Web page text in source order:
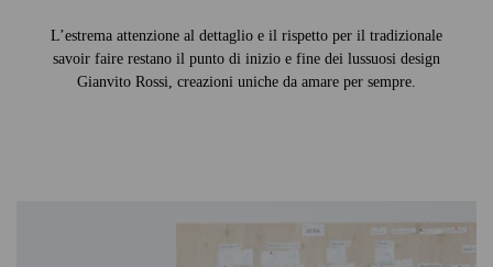
L’estrema attenzione al dettaglio e il rispetto per il tradizionale
savoir faire restano il punto di inizio e fine dei lussuosi design
Gianvito Rossi, creazioni uniche da amare per sempre.